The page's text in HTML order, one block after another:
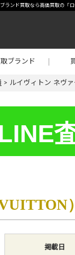
ランド買取なら高価買取の「
取ブランド
強化】シャネル
買取
> ルイヴィトン ネヴ
掲載日